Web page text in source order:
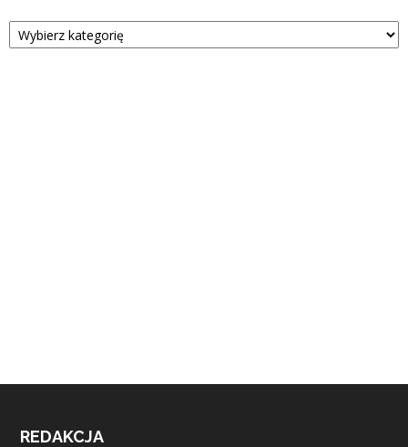
Kategorie
REDAKCJA